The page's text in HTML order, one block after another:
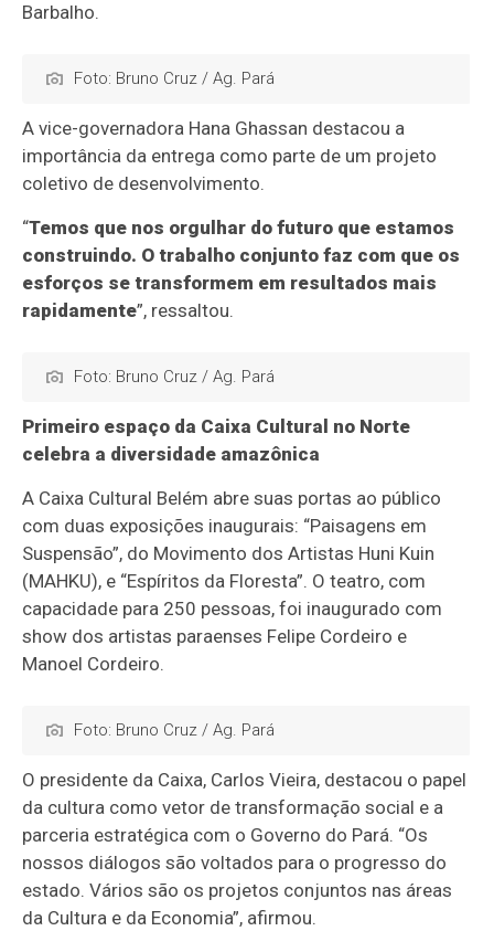
Barbalho.
Foto: Bruno Cruz / Ag. Pará
A vice-governadora Hana Ghassan destacou a
importância da entrega como parte de um projeto
coletivo de desenvolvimento.
“Temos que nos orgulhar do futuro que estamos
construindo. O trabalho conjunto faz com que os
esforços se transformem em resultados mais
rapidamente”, ressaltou.
Foto: Bruno Cruz / Ag. Pará
Primeiro espaço da Caixa Cultural no Norte
celebra a diversidade amazônica
A Caixa Cultural Belém abre suas portas ao público
com duas exposições inaugurais: “Paisagens em
Suspensão”, do Movimento dos Artistas Huni Kuin
(MAHKU), e “Espíritos da Floresta”. O teatro, com
capacidade para 250 pessoas, foi inaugurado com
show dos artistas paraenses Felipe Cordeiro e
Manoel Cordeiro.
Foto: Bruno Cruz / Ag. Pará
O presidente da Caixa, Carlos Vieira, destacou o papel
da cultura como vetor de transformação social e a
parceria estratégica com o Governo do Pará. “Os
nossos diálogos são voltados para o progresso do
estado. Vários são os projetos conjuntos nas áreas
da Cultura e da Economia”, afirmou.